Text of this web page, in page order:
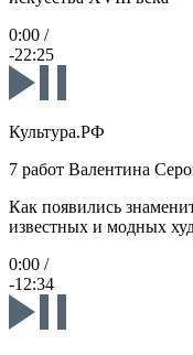
0:00 /
-22:25
Культура.РФ
7 работ Валентина
Как появились
известных и модных
0:00 /
-12:34